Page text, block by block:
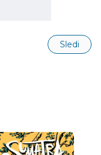
Sledi